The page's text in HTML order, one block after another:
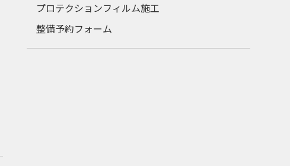
プロテクションフィルム施工
整備予約フォーム